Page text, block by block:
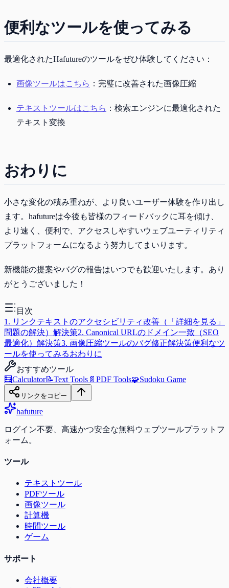
便利なツールを使ってみる
最適化されたHafutureのツールをぜひ体験してください：
画像ツールはこちら ：完璧に改善された画像圧縮
テキストツールはこちら ：検索エンジンに最適化された
テキスト変換
おわりに
小さな変化の積み重ねが、より良いユーザー体験を作り出し
ます。hafutureは今後も皆様のフィードバックに耳を傾け、
より速く、便利で、アクセスしやすいウェブユーティリティ
プラットフォームになるよう努力してまいります。
新機能の提案やバグの報告はいつでも歓迎いたします。あり
がとうございました！
目次
1. リンクテキストのアクセシビリティ改善（「詳細を見る」
問題の解決） 解決策2. Canonical URLのドメイン一致（SEO
最適化） 解決策3. 画像圧縮ツールのバグ修正解決策便利なツ
ールを使ってみるおわりに
おすすめツール
🧮Calculator📝Text Tools 📄 PDF Tools🧩Sudoku Game
リンクをコピー
hafuture
ログイン不要、高速かつ安全な無料ウェブツールプラットフ
ォーム。
ツール
テキストツール
PDFツール
画像ツール
計算機
時間ツール
ゲーム
サポート
会社概要